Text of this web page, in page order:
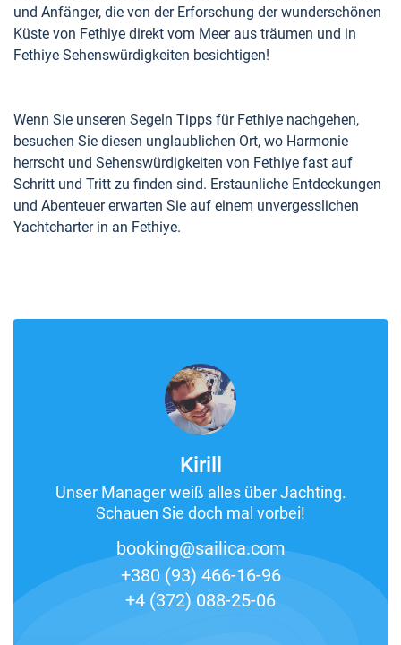
und Anfänger, die von der Erforschung der wunderschönen
Küste von Fethiye direkt vom Meer aus träumen und in
Fethiye Sehenswürdigkeiten besichtigen!
Wenn Sie unseren Segeln Tipps für Fethiye nachgehen,
besuchen Sie diesen unglaublichen Ort, wo Harmonie
herrscht und Sehenswürdigkeiten von Fethiye fast auf
Schritt und Tritt zu finden sind. Erstaunliche Entdeckungen
und Abenteuer erwarten Sie auf einem unvergesslichen
Yachtcharter in an Fethiye.
Kirill
Unser Manager weiß alles über Jachting.
Schauen Sie doch mal vorbei!
booking@sailica.com
+380 (93) 466-16-96
+4 (372) 088-25-06